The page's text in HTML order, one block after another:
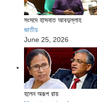
সংসদে হাসনাত আবদুল্লাহ
জাতীয়
June 25, 2026
হলেন অরূপ রায়